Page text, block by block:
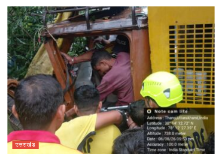
उत्तराखंड